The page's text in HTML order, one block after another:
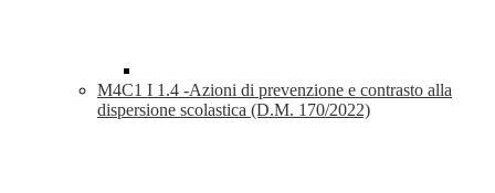
M4C1 I 1.4 -Azioni di prevenzione e contrasto alla
dispersione scolastica (D.M. 170/2022)